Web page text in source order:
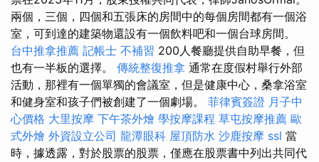
兩個，三個，四個和五張床的房間中的每個房間都有一個浴
室，可到達的建築物還設有一個飲料吧和一個台球房間。
台中推拿推薦 記帳士 不補習 200人餐廳提供自助早餐，但
也有一半板的選擇。 傳統整復推拿 通常在度假村舉行外部
活動，那裡有一個單獨的會議室，但是健康中心，桑拿浴室
和健身室和孩子們被創建了一個劇場。 菲律賓簽證 月子中
心價格 大里按摩 下午茶外燴 學按摩課程 草屯按摩推薦 歐
式外燴 外資設立公司 龍潭眼科 屋頂防水 沙鹿按摩 ssl 當
時，據透露，對於股票的股票，僅應在股票書中列出共同代